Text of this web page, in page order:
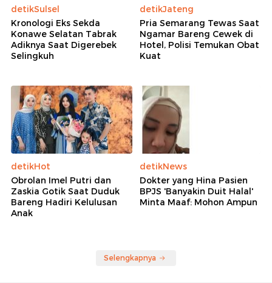
detikSulsel
Kronologi Eks Sekda
Konawe Selatan Tabrak
Adiknya Saat Digerebek
Selingkuh
detikJateng
Pria Semarang Tewas Saat
Ngamar Bareng Cewek di
Hotel, Polisi Temukan Obat
Kuat
detikHot
Obrolan Imel Putri dan
Zaskia Gotik Saat Duduk
Bareng Hadiri Kelulusan
Anak
detikNews
Dokter yang Hina Pasien
BPJS 'Banyakin Duit Halal'
Minta Maaf: Mohon Ampun
Selengkapnya